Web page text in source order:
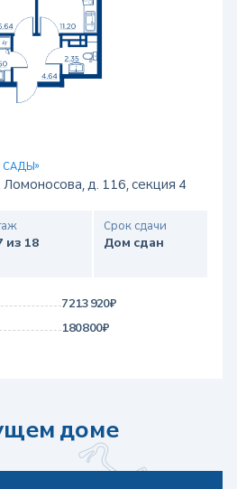
САДЫ»
Ломоносова, д. 116, секция 4
из 18
Срок сдачи
Дом сдан
7 213 920 ₽
180 800 ₽
доме